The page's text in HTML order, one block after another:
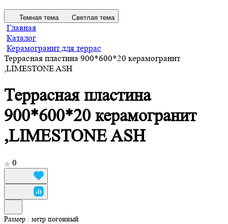
Темная тема Светлая тема
Главная
Каталог
Керамогранит для террас
Террасная пластина 900*600*20 керамогранит
,LIMESTONE ASH
Террасная пластина
900*600*20 керамогранит
,LIMESTONE ASH
0
Размер : метр погонный